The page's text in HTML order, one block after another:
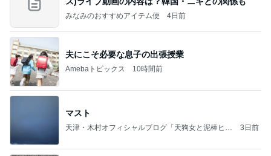
みなみのおすすめアイテム便 4日前
夫にこそ必要な息子の出張授業
Amebaトピックス 10時間前
マスト
天津・木村オフィシャルブログ「天狗女と泥棒ヒゲ
3日前